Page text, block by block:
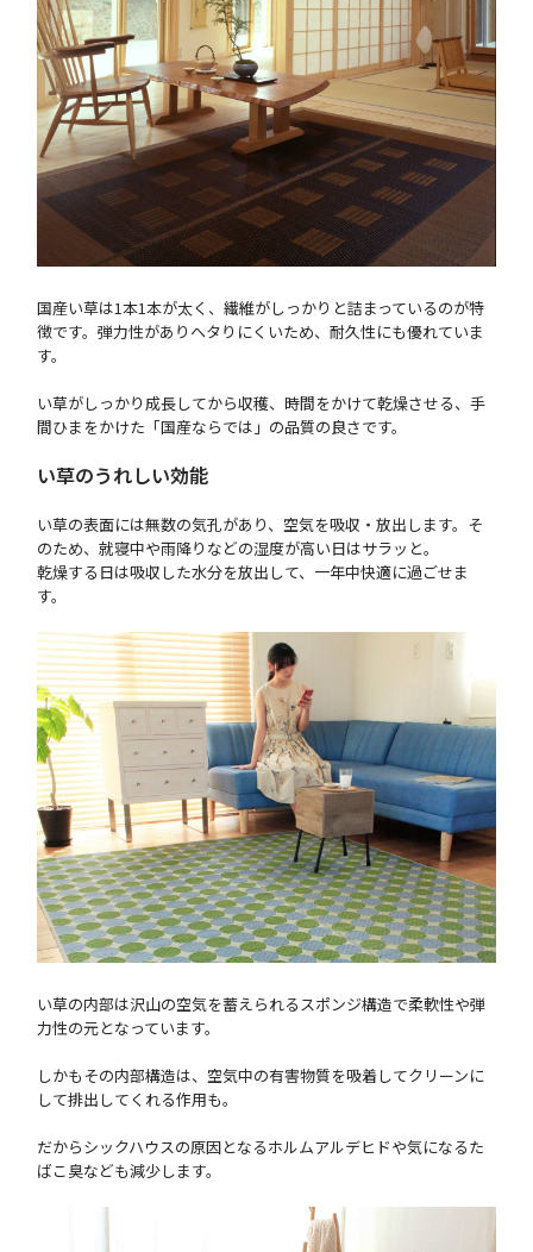
国産い草は1本1本が太く、繊維がしっかりと詰まっているのが特
徴です。弾力性がありヘタりにくいため、耐久性にも優れていま
す。
い草がしっかり成長してから収穫、時間をかけて乾燥させる、手
間ひまをかけた「国産ならでは」の品質の良さです。
い草のうれしい効能
い草の表面には無数の気孔があり、空気を吸収・放出します。そ
のため、就寝中や雨降りなどの湿度が高い日はサラッと。
乾燥する日は吸収した水分を放出して、一年中快適に過ごせま
す。
い草の内部は沢山の空気を蓄えられるスポンジ構造で柔軟性や弾
力性の元となっています。
しかもその内部構造は、空気中の有害物質を吸着してクリーンに
して排出してくれる作用も。
だからシックハウスの原因となるホルムアルデヒドや気になるた
ばこ臭なども減少します。